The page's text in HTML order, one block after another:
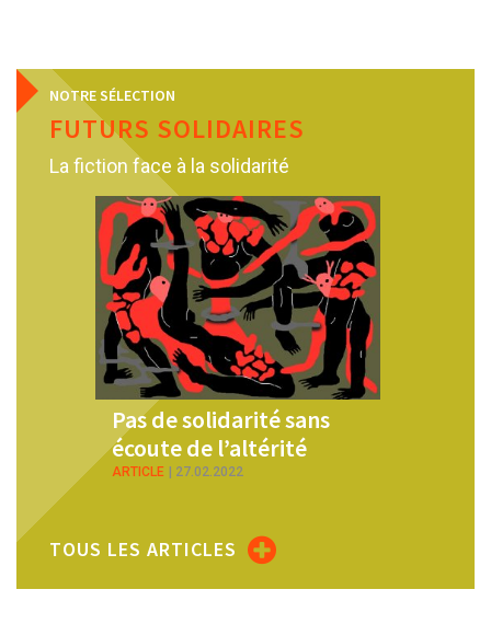
NOTRE SÉLECTION
FUTURS SOLIDAIRES
La fiction face à la solidarité
Pas de solidarité sans
écoute de l’altérité
27.02.2022
Demain la
ARTICLE
TOUS LES ARTICLES